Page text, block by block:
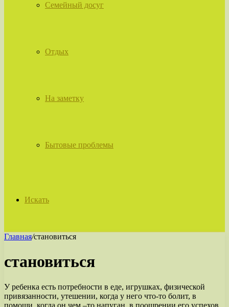
Семейный досуг
Отдых
На заметку
Бытовые проблемы
Искать
Главная/становиться
становиться
У ребенка есть потребности в еде, игрушках, физической
привязанности, утешении, когда у него что-то болит, в
помощи, когда он чем –то напуган, в поощрении его успехов,